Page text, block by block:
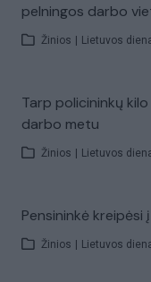
pelningos darbo
Žinios Lietuvos
Tarp policininkų
darbo metu
Žinios Lietuvos
Pensininkė kreipėsi
Žinios Lietuvos